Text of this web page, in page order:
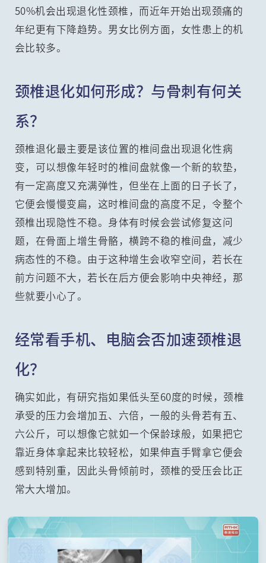
50%机会出现退化性颈椎，而近年开始出现颈痛的
年纪更有下降趋势。男女比例方面，女性患上的机
会比较多。
颈椎退化如何形成？与骨刺有何关
系？
颈椎退化最主要是该位置的椎间盘出现退化性病
变，可以想像年轻时的椎间盘就像一个新的软垫，
有一定高度又充满弹性，但坐在上面的日子长了，
它便会慢慢变扁，这时椎间盘的高度不足，令整个
颈椎出现隐性不稳。身体有时候会尝试修复这问
题，在骨面上增生骨骼，横跨不稳的椎间盘，减少
病态性的不稳。由于这种增生会收窄空间，若长在
前方问题不大，若长在后方便会影响中央神经，那
些就要小心了。
经常看手机、电脑会否加速颈椎退
化？
确实如此，有研究指如果低头至60度的时候，颈椎
承受的压力会增加五、六倍，一般的头骨若有五、
六公斤，可以想像它就如一个保龄球般，如果把它
靠近身体拿起来比较轻松，如果伸直手臂拿它便会
感到特别重，因此头骨倾前时，颈椎的受压会比正
常大大增加。